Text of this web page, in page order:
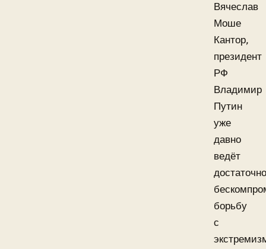
Вячеслав
Моше
Кантор,
президент
РФ
Владимир
Путин
уже
давно
ведёт
достаточно
борьбу
с